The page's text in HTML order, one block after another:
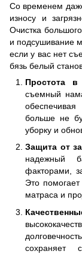
Со временем
износу и
Очистка
и подсушивание
если у вас нет
бязь белый
Простота
съемный
больше не
уборку и
Защита от
надежный
факторами,
Это
матраса и
сохраняет